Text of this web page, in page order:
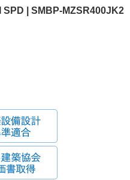
SPD | SMBP-MZSR400JK2